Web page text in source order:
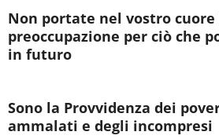
Non portate nel vostro cuore
preoccupazione per ciò che
in futuro
Sono la Provvidenza dei
ammalati e degli incompresi